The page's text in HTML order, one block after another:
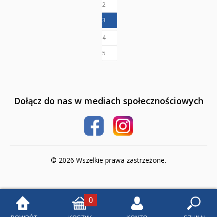
Adwent i Boże Narodzenie
Encyklopedie i leksykony
2
3
4
5
Dołącz do nas w mediach społecznościowych
© 2026 Wszelkie prawa zastrzeżone.
0